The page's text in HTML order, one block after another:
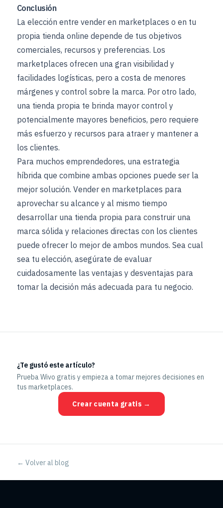
Conclusión
La elección entre vender en marketplaces o en tu
propia tienda online depende de tus objetivos
comerciales, recursos y preferencias. Los
marketplaces ofrecen una gran visibilidad y
facilidades logísticas, pero a costa de menores
márgenes y control sobre la marca. Por otro lado,
una tienda propia te brinda mayor control y
potencialmente mayores beneficios, pero requiere
más esfuerzo y recursos para atraer y mantener a
los clientes.
Para muchos emprendedores, una estrategia
híbrida que combine ambas opciones puede ser la
mejor solución. Vender en marketplaces para
aprovechar su alcance y al mismo tiempo
desarrollar una tienda propia para construir una
marca sólida y relaciones directas con los clientes
puede ofrecer lo mejor de ambos mundos. Sea cual
sea tu elección, asegúrate de evaluar
cuidadosamente las ventajas y desventajas para
tomar la decisión más adecuada para tu negocio.
¿Te gustó este artículo?
Prueba Wivo gratis y empieza a tomar mejores decisiones en
tus marketplaces.
Crear cuenta gratis →
← Volver al blog